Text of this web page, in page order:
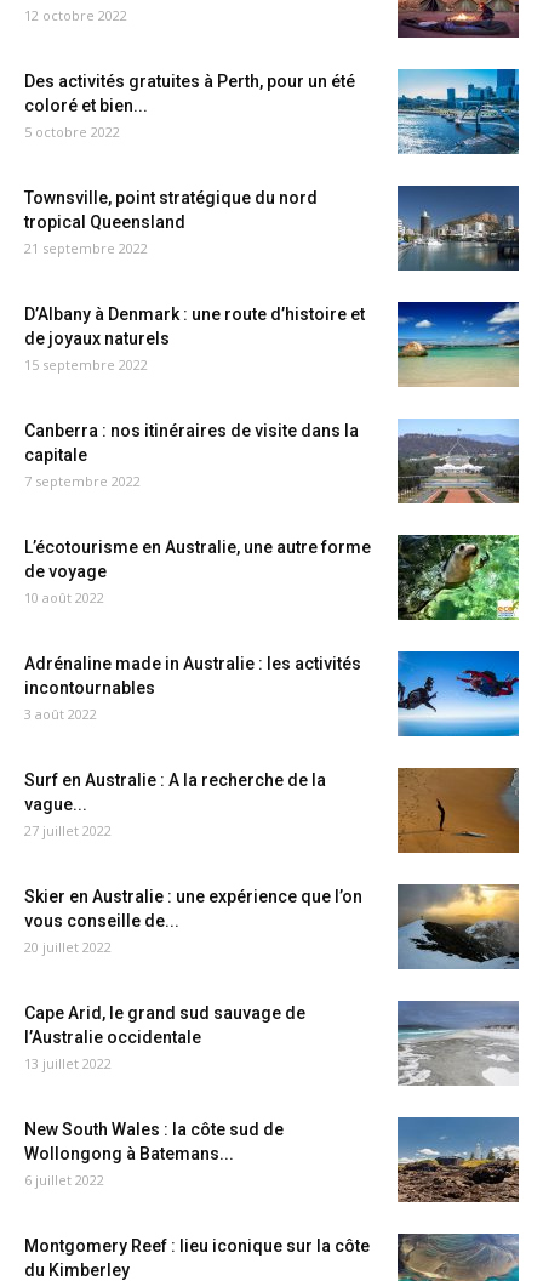
12 octobre 2022
Des activités gratuites à Perth, pour un été
coloré et bien...
5 octobre 2022
Townsville, point stratégique du nord
tropical Queensland
21 septembre 2022
D’Albany à Denmark : une route d’histoire et
de joyaux naturels
15 septembre 2022
Canberra : nos itinéraires de visite dans la
capitale
7 septembre 2022
L’écotourisme en Australie, une autre forme
de voyage
10 août 2022
Adrénaline made in Australie : les activités
incontournables
3 août 2022
Surf en Australie : A la recherche de la
vague...
27 juillet 2022
Skier en Australie : une expérience que l’on
vous conseille de...
20 juillet 2022
Cape Arid, le grand sud sauvage de
l’Australie occidentale
13 juillet 2022
New South Wales : la côte sud de
Wollongong à Batemans...
6 juillet 2022
Montgomery Reef : lieu iconique sur la côte
du Kimberley